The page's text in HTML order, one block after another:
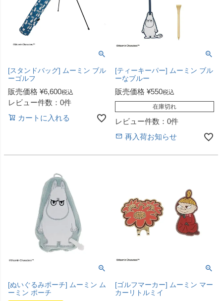
[スタンドバッグ] ムーミン ブル
ーゴルフ
販売価格 ¥6,600税込
レビュー件数：0件
カートに入れる
[ティーキーパー] ムーミン ブル
ーなブルー
販売価格 ¥550税込
在庫切れ
レビュー件数：0件
再入荷お知らせ
[ぬいぐるみポーチ] ムーミン ム
ーミン ポーチ
[ゴルフマーカー] ムーミン マー
カーリトルミイ